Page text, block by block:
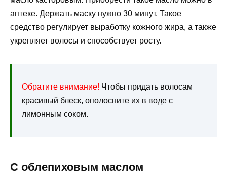
аптеке. Держать маску нужно 30 минут. Такое
средство регулирует выработку кожного жира, а также
укрепляет волосы и способствует росту.
Обратите внимание! Чтобы придать волосам
красивый блеск, ополосните их в воде с
лимонным соком.
С облепиховым маслом